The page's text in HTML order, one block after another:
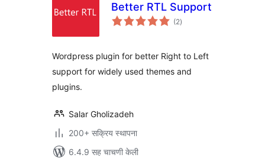
Better RTL Support
(2एकूण
मूल्यांकन
)
Wordpress plugin for better Right to Left
support for widely used themes and
plugins.
Salar Gholizadeh
200+ सक्रिय स्थापना
6.4.9 सह चाचणी केली